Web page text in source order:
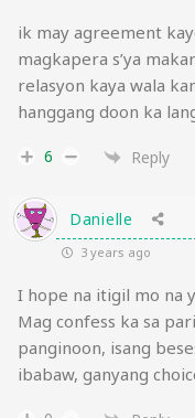
ik may agreement
magkapera s’ya
relasyon kaya wala
hanggang doon ka
6 Reply
Danielle
3 years ago
I hope na itigil mo na
Mag confess ka sa
panginoon, isang
ibabaw, ganyang